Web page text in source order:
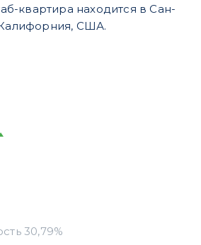
квартира находится в Сан-
США.